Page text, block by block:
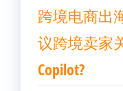
跨境电商出
议跨境卖家
Copilot?